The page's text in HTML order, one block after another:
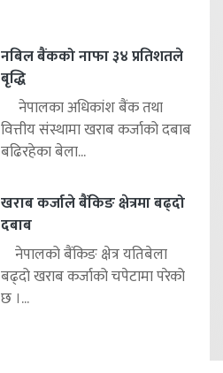
नबिल बैंकको नाफा ३४ प्रतिशतले
बृद्धि
नेपालका अधिकांश बैंक तथा
वित्तीय संस्थामा खराब कर्जाको दबाब
बढिरहेका बेला...
खराब कर्जाले बैंकिङ क्षेत्रमा बढ्दो
दबाब
नेपालको बैंकिङ क्षेत्र यतिबेला
बढ्दो खराब कर्जाको चपेटामा परेको
छ ।...